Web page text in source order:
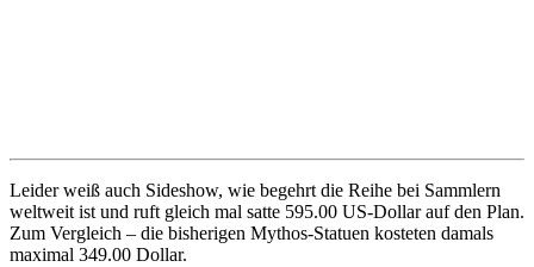
Leider weiß auch Sideshow, wie begehrt die Reihe bei Sammlern
weltweit ist und ruft gleich mal satte 595.00 US-Dollar auf den Plan.
Zum Vergleich – die bisherigen Mythos-Statuen kosteten damals
maximal 349.00 Dollar.